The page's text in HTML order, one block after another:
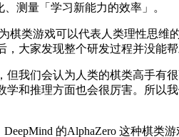
测量「学习新能力的效率」。
类游戏可以代表人类理性思维
，大家发现整个研发过程并没能
们会认为人类的棋类高手有很
学和推理方面也会很厉害。所以
的AlphaZero 这种棋类